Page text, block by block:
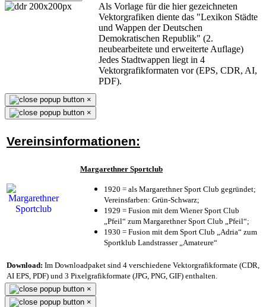
Als Vorlage für die hier gezeichneten
Vektorgrafiken diente das "Lexikon Städte
und Wappen der Deutschen
Demokratischen Republik" (2.
neubearbeitete und erweiterte Auflage)
Jedes Stadtwappen liegt in 4
Vektorgrafikformaten vor (EPS, CDR, AI,
PDF).
×
×
Vereinsinformationen:
Margarethner Sportclub
1920 = als Margarethner Sport Club gegründet;
Vereinsfarben: Grün-Schwarz;
1929 = Fusion mit dem Wiener Sport Club
„Pfeil“ zum Margarethner Sport Club „Pfeil“;
1930 = Fusion mit dem Sport Club „Adria“ zum
Sportklub Landstrasser „Amateure“
Download: Im Downloadpaket sind 4 verschiedene Vektorgrafikformate (CDR,
AI EPS, PDF) und 3 Pixelgrafikformate (JPG, PNG, GIF) enthalten.
×
×